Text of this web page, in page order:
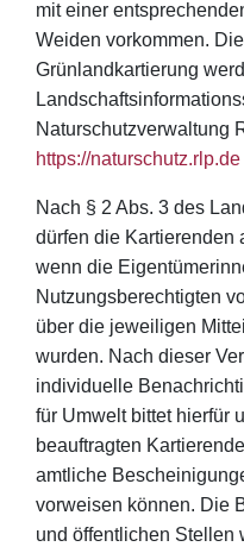
mit einer
Weiden vorkommen.
Grünlandkartierung
Naturschutzverwaltung
https://naturschutz.rlp.de
Nach § 2 Abs. 3 des
dürfen die Kartierenden
wenn die
Nutzungsberechtigten
über die jeweiligen
wurden. Nach dieser
individuelle
für Umwelt bittet hierfür
beauftragten
amtliche
vorweisen können. Die
und öffentlichen Stellen